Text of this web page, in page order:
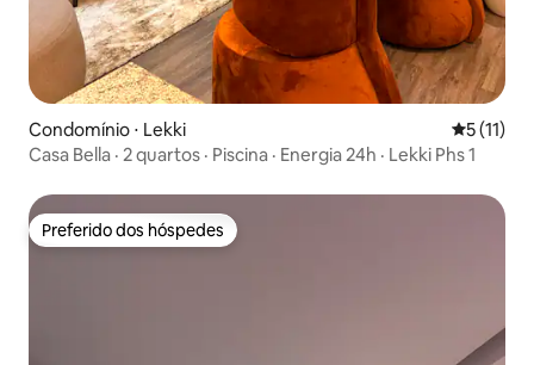
Condomínio ⋅ Lekki 5 de uma
5 (11)
Casa Bella · 2 quartos · Piscina · Energia 24h · Lekki Phs 1
Preferido dos hóspedes
Preferido dos hóspedes